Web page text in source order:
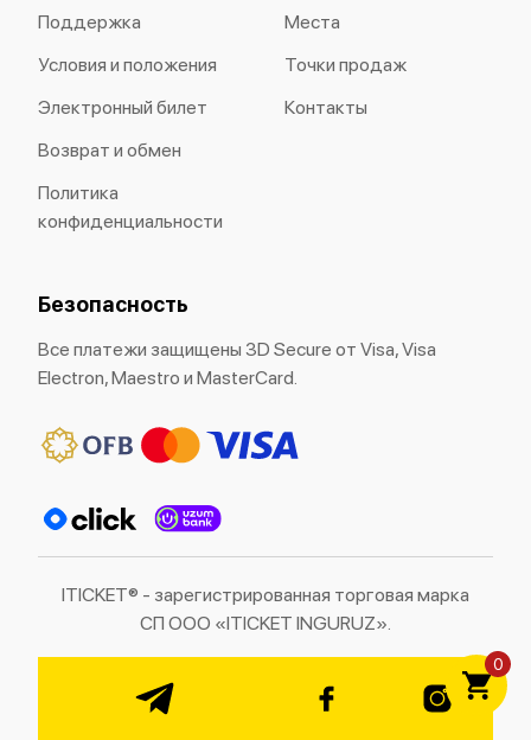
0
Поддержка
Условия и положения
Электронный билет
Возврат и обмен
Политика
конфиденциальности
Места
Точки продаж
Контакты
Безопасность
Все платежи защищены 3D Secure от Visa, Visa
Electron, Maestro и MasterCard.
ITICKET® - зарегистрированная торговая марка
СП ООО «ITICKET INGURUZ».